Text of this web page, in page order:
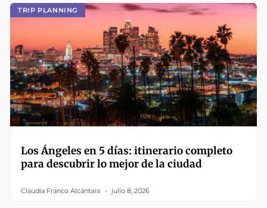
TRIP PLANNING
Los Ángeles en 5 días: itinerario completo
para descubrir lo mejor de la ciudad
Claudia Franco Alcántara julio 8, 2026